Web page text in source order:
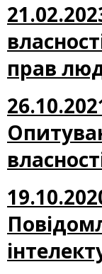
прав